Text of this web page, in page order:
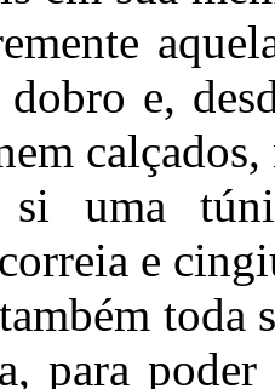
e,
uma
e
toda
para